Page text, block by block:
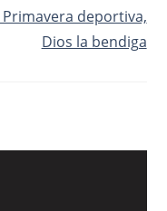
deportiva,
Dios la bendiga